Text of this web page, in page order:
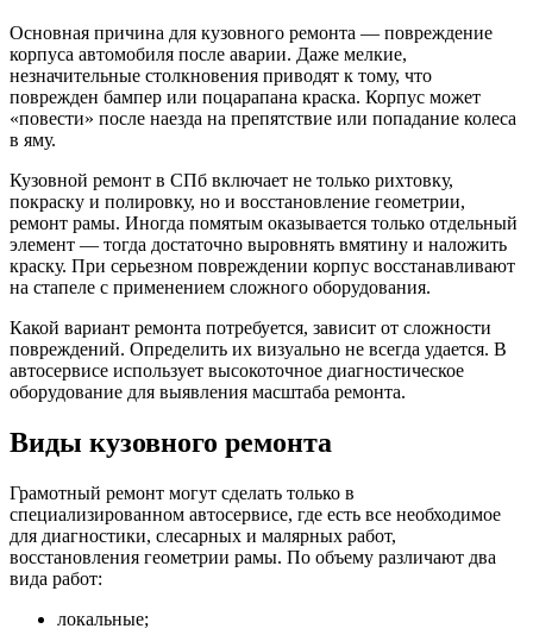
Основная причина для кузовного ремонта — повреждение
корпуса автомобиля после аварии. Даже мелкие,
незначительные столкновения приводят к тому, что
поврежден бампер или поцарапана краска. Корпус может
«повести» после наезда на препятствие или попадание колеса
в яму.
Кузовной ремонт в СПб включает не только рихтовку,
покраску и полировку, но и восстановление геометрии,
ремонт рамы. Иногда помятым оказывается только отдельный
элемент — тогда достаточно выровнять вмятину и наложить
краску. При серьезном повреждении корпус восстанавливают
на стапеле с применением сложного оборудования.
Какой вариант ремонта потребуется, зависит от сложности
повреждений. Определить их визуально не всегда удается. В
автосервисе использует высокоточное диагностическое
оборудование для выявления масштаба ремонта.
Виды кузовного ремонта
Грамотный ремонт могут сделать только в
специализированном автосервисе, где есть все необходимое
для диагностики, слесарных и малярных работ,
восстановления геометрии рамы. По объему различают два
вида работ:
локальные;